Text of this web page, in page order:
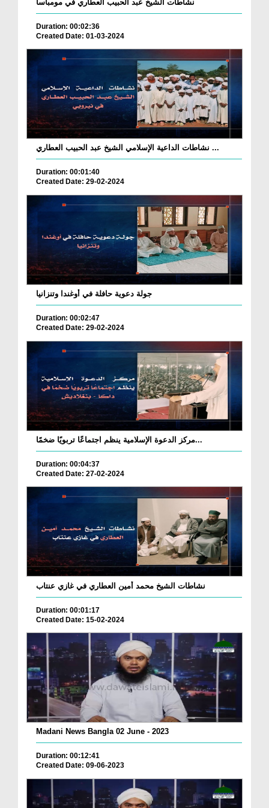
نشاطات الشيخ عبد الحبيب العطاري في مومباسا
Duration: 00:02:36
Created Date: 01-03-2024
نشاطات الداعية الإسلامي الشيخ عبد الحبيب العطاري ...
Duration: 00:01:40
Created Date: 29-02-2024
جولة دعوية حافلة في أوغندا وتنزانيا
Duration: 00:02:47
Created Date: 29-02-2024
مركز الدعوة الإسلامية ينظم اجتماعًا تربويًا ضخمًا...
Duration: 00:04:37
Created Date: 27-02-2024
نشاطات الشيخ محمد أمين العطاري في غازي عنتاب
Duration: 00:01:17
Created Date: 15-02-2024
Madani News Bangla 02 June - 2023
Duration: 00:12:41
Created Date: 09-06-2023